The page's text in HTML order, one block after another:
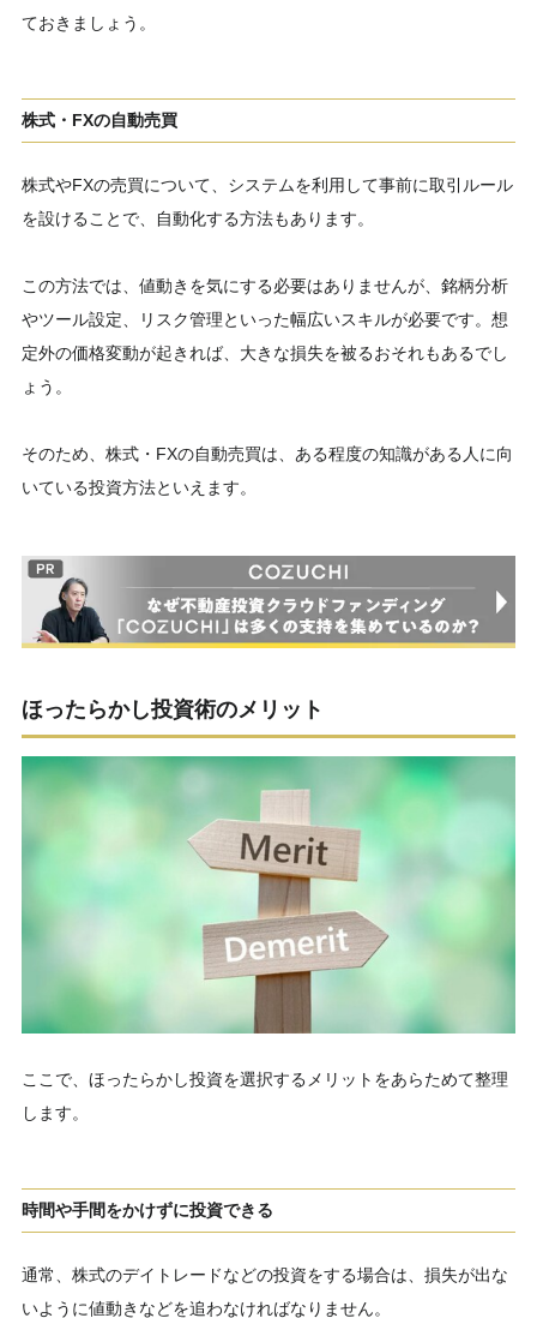
ておきましょう。
株式・FXの自動売買
株式やFXの売買について、システムを利用して事前に取引ルール
を設けることで、自動化する方法もあります。
この方法では、値動きを気にする必要はありませんが、銘柄分析
やツール設定、リスク管理といった幅広いスキルが必要です。想
定外の価格変動が起きれば、大きな損失を被るおそれもあるでし
ょう。
そのため、株式・FXの自動売買は、ある程度の知識がある人に向
いている投資方法といえます。
ほったらかし投資術のメリット
ここで、ほったらかし投資を選択するメリットをあらためて整理
します。
時間や手間をかけずに投資できる
通常、株式のデイトレードなどの投資をする場合は、損失が出な
いように値動きなどを追わなければなりません。